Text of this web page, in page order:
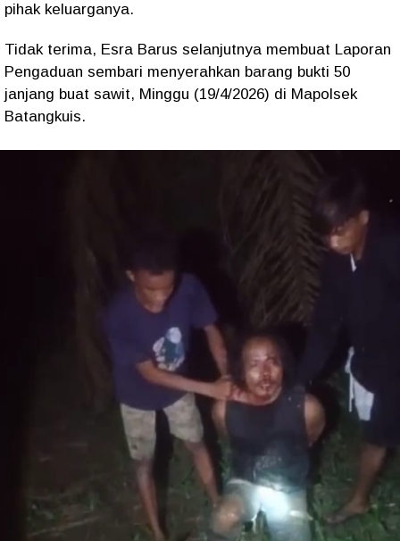
pihak keluarganya.
Tidak terima, Esra Barus selanjutnya membuat Laporan
Pengaduan sembari menyerahkan barang bukti 50
janjang buat sawit, Minggu (19/4/2026) di Mapolsek
Batangkuis.